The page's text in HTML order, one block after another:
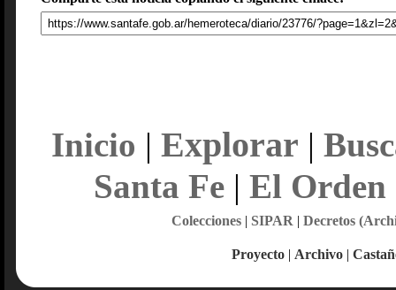
Inicio | Explorar |
Santa Fe| El Orden
Colecciones| SIPAR | Decretos
Proyecto | Archivo |